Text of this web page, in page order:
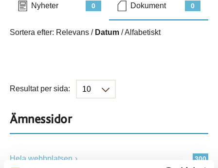
0
Nyheter 0
Dokument
Sortera efter: Relevans / Datum /Alfabetiskt
Resultat per sida:
Ämnessidor
300
Hela webbplatsen